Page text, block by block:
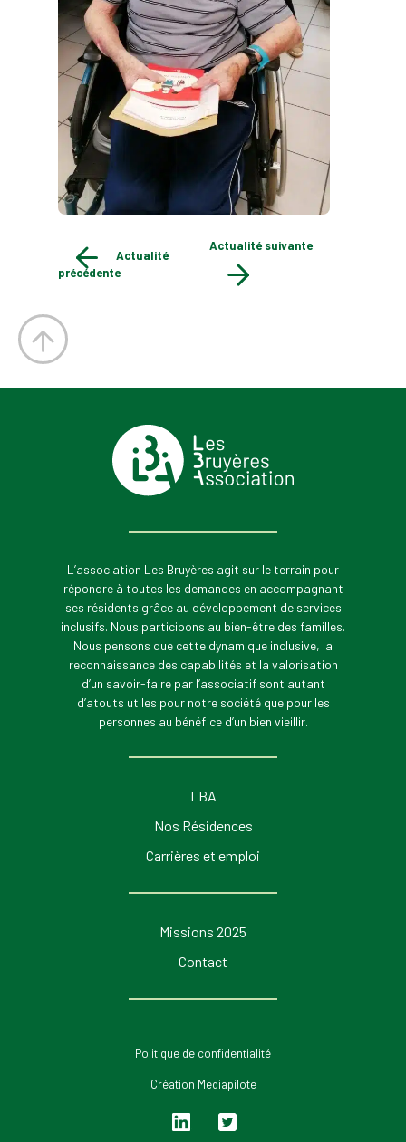
Actualité
précédente
Actualité suivante
L’association Les Bruyères agit sur le terrain pour
répondre à toutes les demandes en accompagnant
ses résidents grâce au développement de services
inclusifs. Nous participons au bien-être des familles.
Nous pensons que cette dynamique inclusive, la
reconnaissance des capabilités et la valorisation
d’un savoir-faire par l’associatif sont autant
d’atouts utiles pour notre société que pour les
personnes au bénéfice d’un bien vieillir.
LBA
Nos Résidences
Carrières et emploi
Missions 2025
Contact
Politique de confidentialité
Création Mediapilote
Lin
Twi